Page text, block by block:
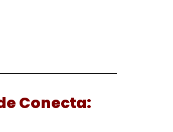
Conecta: